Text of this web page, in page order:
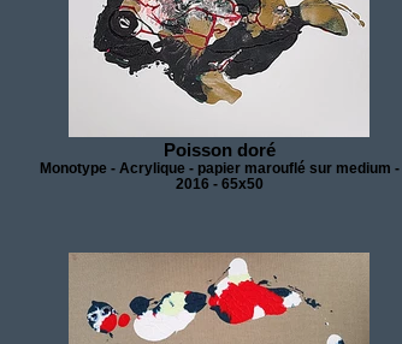
Poisson doré
Monotype - Acrylique - papier marouflé sur medium -
2016 - 65x50